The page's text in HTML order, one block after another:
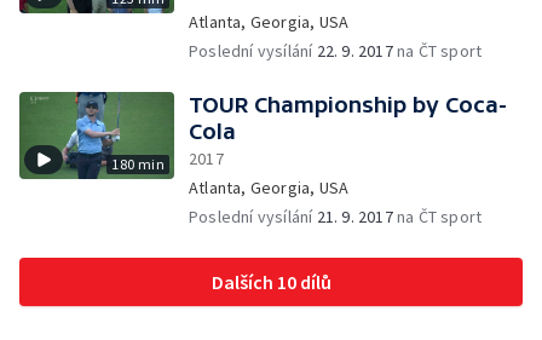
Atlanta, Georgia, USA
Poslední vysílání 22. 9. 2017na ČT sport
180 min
TOUR Championship by Coca-
Cola
2017
Atlanta, Georgia, USA
Poslední vysílání 21. 9. 2017na ČT sport
Dalších 10 dílů